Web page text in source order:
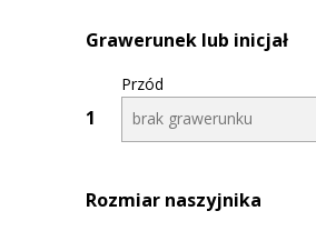
Grawerunek lub inicjał
1
Przód
Rozmiar naszyjnika